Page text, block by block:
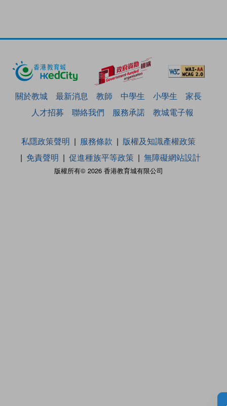
關於教城 最新消息 教師 中學生 小學生
家長
人才招募
聯絡我們 服務承諾 教城電子報
版權所有© 2026 香港教育城有限公司
私隱政策聲明 服務條款
版權及知識產權政策
免責聲明
促進種族平等政策 無障礙網站設計